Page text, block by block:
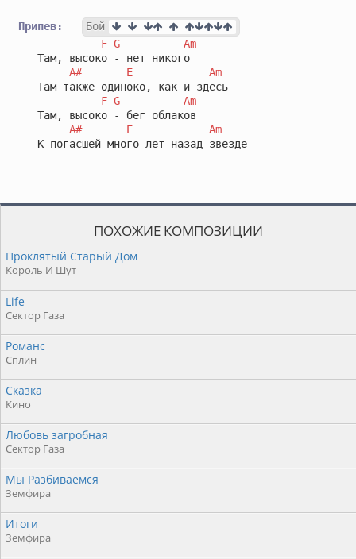
Припев:
Бой
F G
Am
   Там, высоко - нет никого
A#
E
Am
   Там также одиноко, как и здесь
F G
Am
   Там, высоко - бег облаков
A#
E
Am
   К погасшей много лет назад звезде
ПОХОЖИЕ КОМПОЗИЦИИ
Проклятый Старый Дом
Король И Шут
Life
Сектор Газа
Романс
Сплин
Сказка
Кино
Любовь загробная
Сектор Газа
Мы Разбиваемся
Земфира
Итоги
Земфира